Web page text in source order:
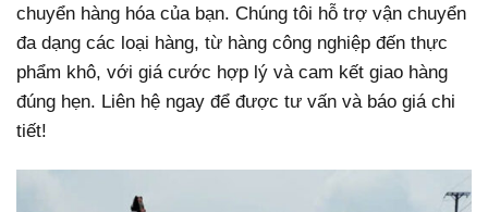
chuyển hàng hóa của bạn. Chúng tôi hỗ trợ vận chuyển
đa dạng các loại hàng, từ hàng công nghiệp đến thực
phẩm khô, với giá cước hợp lý và cam kết giao hàng
đúng hẹn. Liên hệ ngay để được tư vấn và báo giá chi
tiết!